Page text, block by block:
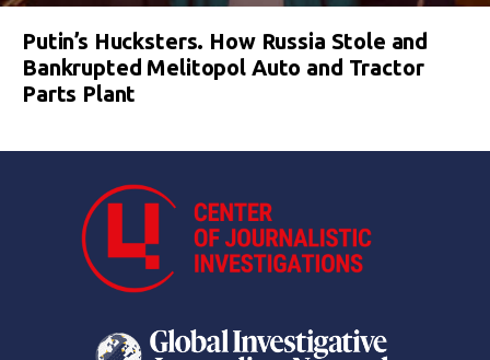
Putin’s Hucksters. How Russia Stole and
Bankrupted Melitopol Auto and Tractor
Parts Plant